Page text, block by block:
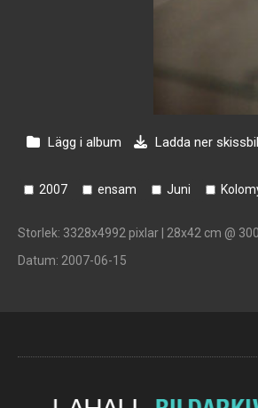
Lägg i album Ladda ner
2007 ensam Juni
Storlek: 3328x4992 pixlar | 28x42 cm @
Datum: 2007-06-15